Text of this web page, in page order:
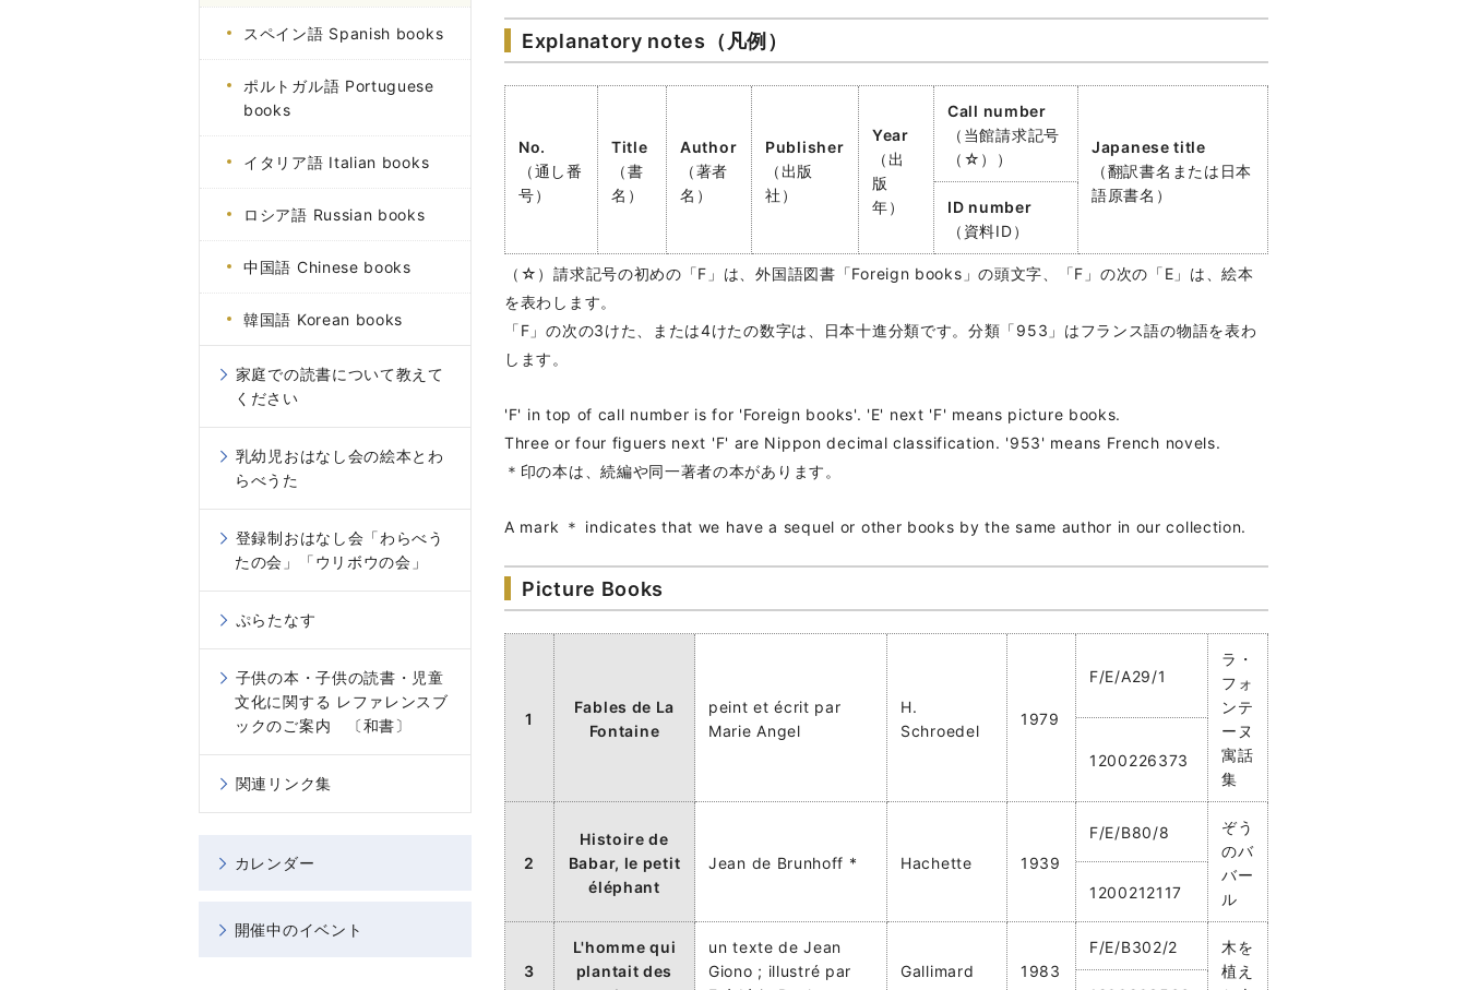
Explanatory notes（凡例）
No.
（通し番
号）
Title
（書
名）
Author
（著者
名）
Publisher
（出版
社）
Year
（出
版
年）
Call number
（当館請求記号
（☆））
Japanese title
（翻訳書名または日本
語原書名）
ID number
（資料ID）
（☆）請求記号の初めの「F」は、外国語図書「Foreign books」の頭文字、「F」の次の「E」は、絵本
を表わします。
「F」の次の3けた、または4けたの数字は、日本十進分類です。分類「953」はフランス語の物語を表わ
します。
'F' in top of call number is for 'Foreign books'. 'E' next 'F' means picture books.
Three or four figuers next 'F' are Nippon decimal classification. '953' means French novels.
＊印の本は、続編や同一著者の本があります。
A mark ＊ indicates that we have a sequel or other books by the same author in our collection.
Picture Books
1
Fables de La
Fontaine
peint et écrit par
Marie Angel
H.
Schroedel
1979
F/E/A29/1
ラ・
フォ
ンテ
ーヌ
寓話
集
1200226373
2
Histoire de
Babar, le petit
éléphant
Jean de Brunhoff * Hachette 1939
F/E/B80/8
ぞう
のバ
バー
ル
1200212117
3
L'homme qui
plantait des
un texte de Jean
Giono ; illustré par
Gallimard 1983
F/E/B302/2
木を
植え
スペイン語 Spanish books
ポルトガル語 Portuguese
books
イタリア語 Italian books
ロシア語 Russian books
中国語 Chinese books
韓国語 Korean books
家庭での読書について教えて
ください
乳幼児おはなし会の絵本とわ
らべうた
登録制おはなし会「わらべう
たの会」「ウリボウの会」
ぷらたなす
子供の本・子供の読書・児童
文化に関する レファレンスブ
ックのご案内 〔和書〕
関連リンク集
カレンダー
開催中のイベント